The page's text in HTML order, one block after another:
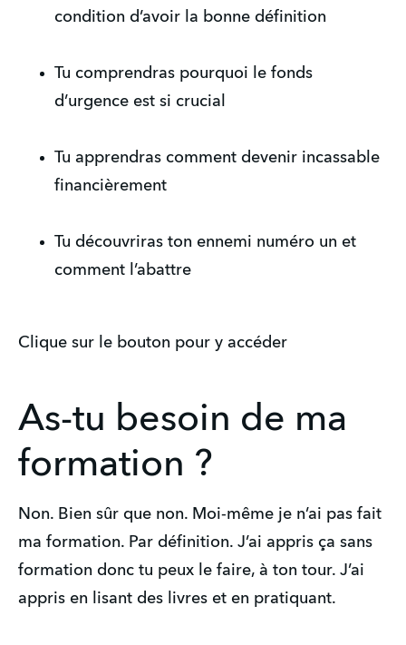
condition d’avoir la bonne définition
Tu comprendras pourquoi le fonds
d’urgence est si crucial
Tu apprendras comment devenir incassable
financièrement
Tu découvriras ton ennemi numéro un et
comment l’abattre
Clique sur le bouton pour y accéder
As-tu besoin de ma
formation ?
Non. Bien sûr que non. Moi-même je n’ai pas fait
ma formation. Par définition. J’ai appris ça sans
formation donc tu peux le faire, à ton tour. J’ai
appris en lisant des livres et en pratiquant.